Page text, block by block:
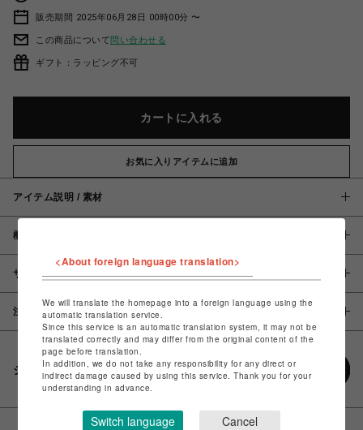
販売期間 2025年06月28日 00時00分 〜
この商品について問い合わせる
ギフト：ラッピング不可
カートに入れる
お気に入りアイテムに追加
アイテム説明 / 素材
概要
サイズ
注意事項
シェアする
<About foreign language translation>
We will translate the homepage into a foreign language using the
automatic translation service.
Since this service is an automatic translation system, it may not be
translated correctly and may differ from the original content of the
page before translation.
In addition, we do not take any responsibility for any direct or
indirect damage caused by using this service. Thank you for your
understanding in advance.
Switch language Cancel